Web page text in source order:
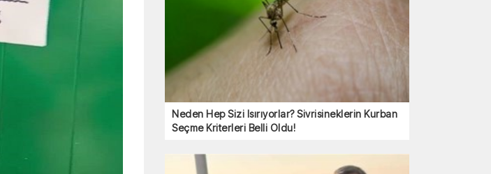
Neden Hep Sizi Isırıyorlar? Sivrisineklerin Kurban
Seçme Kriterleri Belli Oldu!